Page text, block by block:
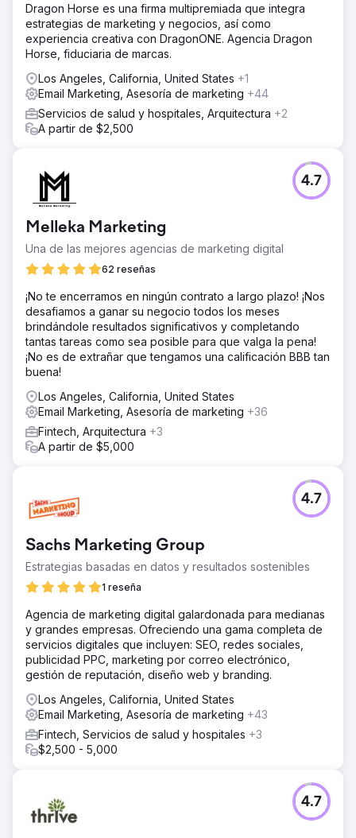
Dragon Horse es una firma multipremiada que integra
estrategias de marketing y negocios, así como
experiencia creativa con DragonONE. Agencia Dragon
Horse, fiduciaria de marcas.
Los Angeles, California, United States +1
Email Marketing, Asesoría de marketing +44
Servicios de salud y hospitales, Arquitectura +2
A partir de $2,500
Melleka Marketing
Una de las mejores agencias de marketing digital
62 reseñas
4.7
¡No te encerramos en ningún contrato a largo plazo! ¡Nos
desafiamos a ganar su negocio todos los meses
brindándole resultados significativos y completando
tantas tareas como sea posible para que valga la pena!
¡No es de extrañar que tengamos una calificación BBB tan
buena!
Los Angeles, California, United States
Email Marketing, Asesoría de marketing +36
Fintech, Arquitectura +3
A partir de $5,000
Sachs Marketing Group
Estrategias basadas en datos y resultados sostenibles
1 reseña
4.7
Agencia de marketing digital galardonada para medianas
y grandes empresas. Ofreciendo una gama completa de
servicios digitales que incluyen: SEO, redes sociales,
publicidad PPC, marketing por correo electrónico,
gestión de reputación, diseño web y branding.
Los Angeles, California, United States
Email Marketing, Asesoría de marketing +43
Fintech, Servicios de salud y hospitales +3
$2,500 - 5,000
4.7